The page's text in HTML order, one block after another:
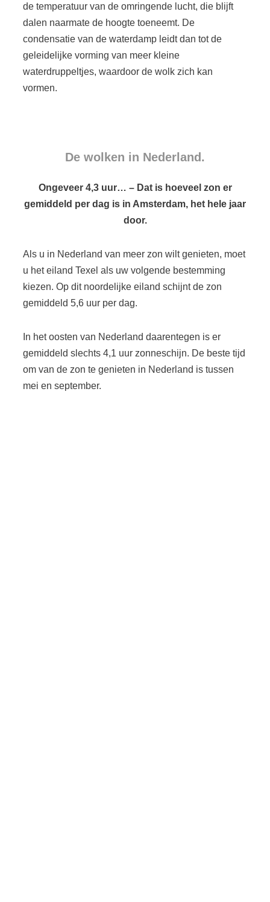
de temperatuur van de omringende lucht, die blijft
dalen naarmate de hoogte toeneemt. De
condensatie van de waterdamp leidt dan tot de
geleidelijke vorming van meer kleine
waterdruppeltjes, waardoor de wolk zich kan
vormen.
De wolken in Nederland.
Ongeveer 4,3 uur… – Dat is hoeveel zon er
gemiddeld per dag is in Amsterdam, het hele jaar
door.
Als u in Nederland van meer zon wilt genieten, moet
u het eiland Texel als uw volgende bestemming
kiezen. Op dit noordelijke eiland schijnt de zon
gemiddeld 5,6 uur per dag.
In het oosten van Nederland daarentegen is er
gemiddeld slechts 4,1 uur zonneschijn. De beste tijd
om van de zon te genieten in Nederland is tussen
mei en september.